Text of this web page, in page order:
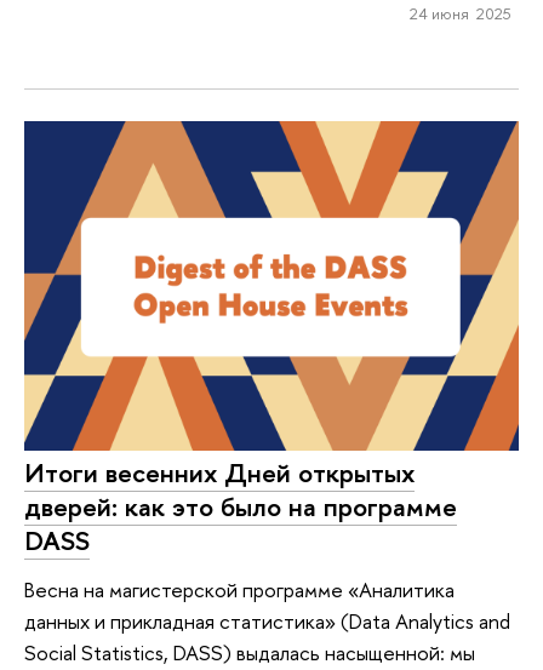
24 июня 2025
Итоги весенних Дней открытых
дверей: как это было на программе
DASS
Весна на магистерской программе «Аналитика
данных и прикладная статистика» (Data Analytics and
Social Statistics, DASS) выдалась насыщенной: мы